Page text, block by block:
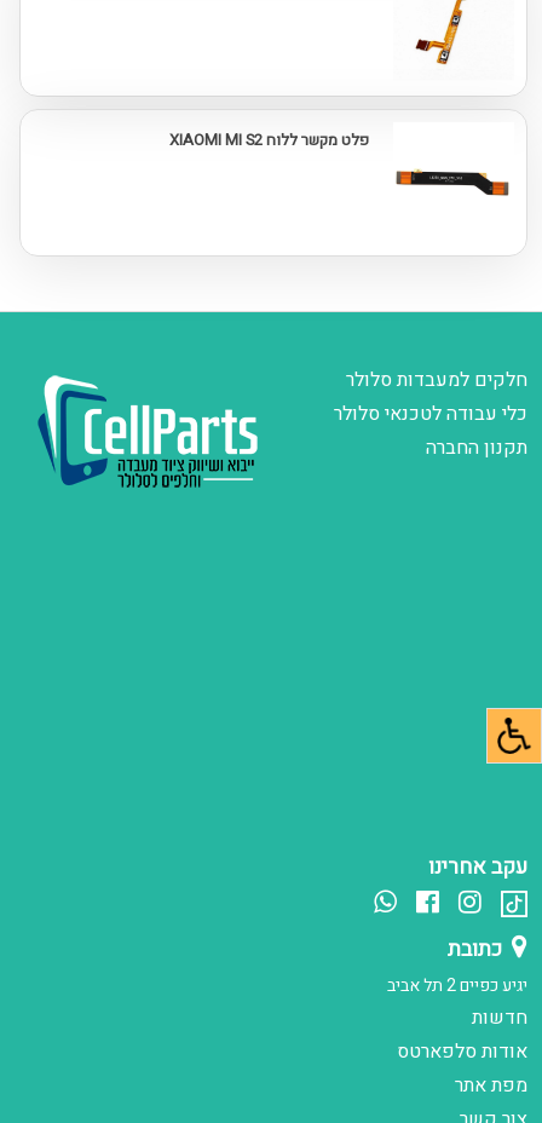
פלט מקשר ללוח XIAOMI MI S2
עקב אחרינו
כתובת
יגיע כפיים 2 תל אביב
חדשות
אודות סלפארטס
מפת אתר
חלקים למעבדות סלולר
כלי עבודה לטכנאי סלולר
תקנון החברה